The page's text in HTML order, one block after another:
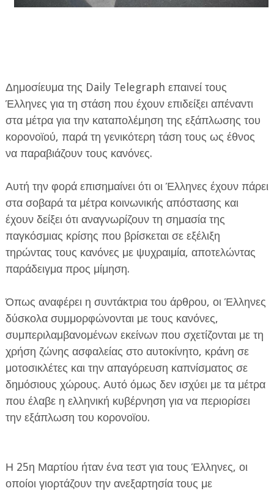
ΕΦΗΜΕΡΙΔΑ Η ΠΑΡΓΑ
ΠΛΗΡΟΦΟΡΙΕΣ
Δημοσίευμα της Daily Telegraph επαινεί τους
Έλληνες για τη στάση που έχουν επιδείξει απέναντι
στα μέτρα για την καταπολέμηση της εξάπλωσης του
κορονοϊού, παρά τη γενικότερη τάση τους ως έθνος
να παραβιάζουν τους κανόνες.
Αυτή την φορά επισημαίνει ότι οι Έλληνες έχουν πάρει
στα σοβαρά τα μέτρα κοινωνικής απόστασης και
έχουν δείξει ότι αναγνωρίζουν τη σημασία της
παγκόσμιας κρίσης που βρίσκεται σε εξέλιξη
τηρώντας τους κανόνες με ψυχραιμία, αποτελώντας
παράδειγμα προς μίμηση.
Όπως αναφέρει η συντάκτρια του άρθρου, οι Έλληνες
δύσκολα συμμορφώνονται με τους κανόνες,
συμπεριλαμβανομένων εκείνων που σχετίζονται με τη
χρήση ζώνης ασφαλείας στο αυτοκίνητο, κράνη σε
μοτοσικλέτες και την απαγόρευση καπνίσματος σε
δημόσιους χώρους. Αυτό όμως δεν ισχύει με τα μέτρα
που έλαβε η ελληνική κυβέρνηση για να περιορίσει
την εξάπλωση του κορονοϊου.
Η 25η Μαρτίου ήταν ένα τεστ για τους Έλληνες, οι
οποίοι γιορτάζουν την ανεξαρτησία τους με